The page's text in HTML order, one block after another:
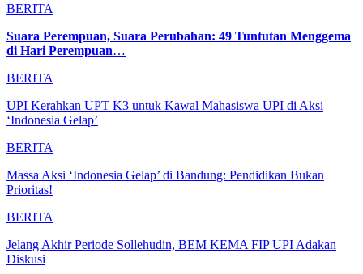
BERITA
Suara Perempuan, Suara Perubahan: 49 Tuntutan Menggema
di Hari Perempuan…
BERITA
UPI Kerahkan UPT K3 untuk Kawal Mahasiswa UPI di Aksi
‘Indonesia Gelap’
BERITA
Massa Aksi ‘Indonesia Gelap’ di Bandung: Pendidikan Bukan
Prioritas!
BERITA
Jelang Akhir Periode Sollehudin, BEM KEMA FIP UPI Adakan
Diskusi